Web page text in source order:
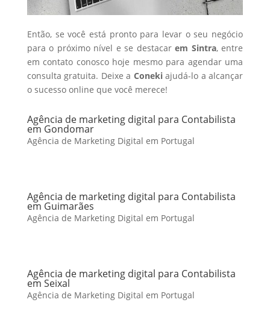
Então, se você está pronto para levar o seu negócio
para o próximo nível e se destacarem Sintra, entre
em contato conosco hoje mesmo para agendar uma
consulta gratuita. Deixe a Conekiajudá-lo a alcançar
o sucesso online que você merece!
Agência de marketing digital para Contabilista
em Gondomar
Agência de Marketing Digital em Portugal
Agência de marketing digital para Contabilista
em Guimarães
Agência de Marketing Digital em Portugal
Agência de marketing digital para Contabilista
em Seixal
Agência de Marketing Digital em Portugal